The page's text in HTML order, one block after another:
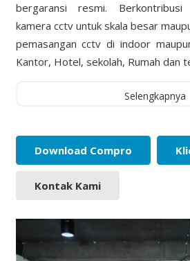
bergaransi resmi. Berkontribusi
kamera cctv untuk skala besar
pemasangan cctv di indoor
Kantor, Hotel, sekolah, Rumah dan
Selengkapnya
Download Compro
Kontak Kami